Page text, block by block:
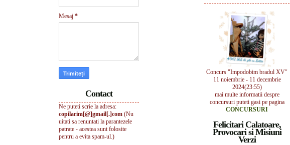
Concurs "Impodobim bradul XV"
11 noiembrie - 11 decembrie
2024(23:55)
mai multe informatii despre
concursuri puteti gasi pe pagina
CONCURSURI
Felicitari Calatoare,
Provocari si Misiuni
Verzi
Mesaj *
Contact
Ne puteti scrie la adresa:
copilarim[@]gmail[.]com (Nu
uitati sa renuntati la parantezele
patrate - acestea sunt folosite
pentru a evita spam-ul.)